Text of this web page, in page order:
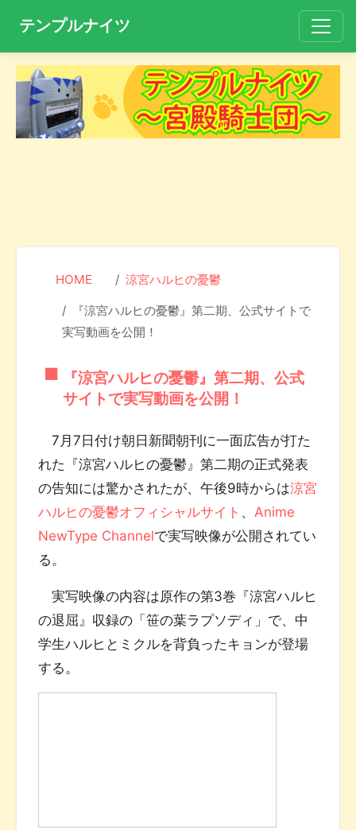
テンプルナイツ
HOME 涼宮ハルヒの憂鬱
『涼宮ハルヒの憂鬱』第二期、公式サイトで
実写動画を公開！
『涼宮ハルヒの憂鬱』第二期、公式
サイトで実写動画を公開！
7月7日付け朝日新聞朝刊に一面広告が打た
れた『涼宮ハルヒの憂鬱』第二期の正式発表
の告知には驚かされたが、午後9時からは涼宮
ハルヒの憂鬱オフィシャルサイト 、 Anime
NewType Channelで実写映像が公開されてい
る。
実写映像の内容は原作の第3巻『涼宮ハルヒ
の退屈』収録の「笹の葉ラプソディ」で、中
学生ハルヒとミクルを背負ったキョンが登場
する。